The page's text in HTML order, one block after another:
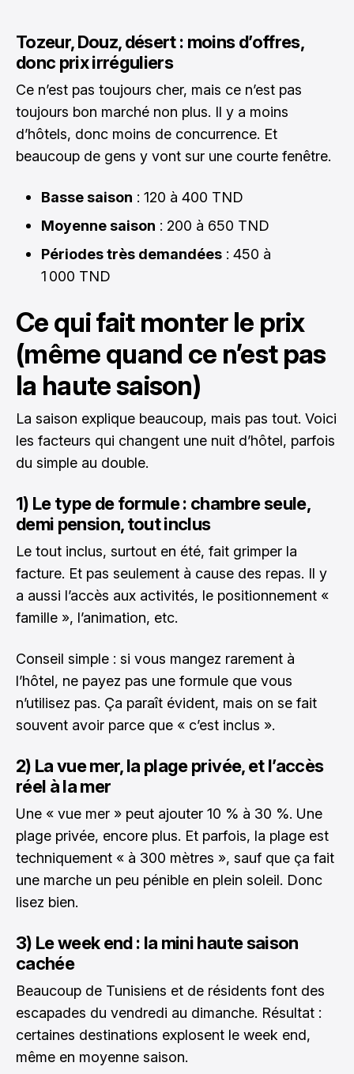
Tozeur, Douz, désert : moins d’offres,
donc prix irréguliers
Ce n’est pas toujours cher, mais ce n’est pas
toujours bon marché non plus. Il y a moins
d’hôtels, donc moins de concurrence. Et
beaucoup de gens y vont sur une courte fenêtre.
Basse saison : 120 à 400 TND
Moyenne saison : 200 à 650 TND
Périodes très demandées : 450 à
1 000 TND
Ce qui fait monter le prix
(même quand ce n’est pas
la haute saison)
La saison explique beaucoup, mais pas tout. Voici
les facteurs qui changent une nuit d’hôtel, parfois
du simple au double.
1) Le type de formule : chambre seule,
demi pension, tout inclus
Le tout inclus, surtout en été, fait grimper la
facture. Et pas seulement à cause des repas. Il y
a aussi l’accès aux activités, le positionnement «
famille », l’animation, etc.
Conseil simple : si vous mangez rarement à
l’hôtel, ne payez pas une formule que vous
n’utilisez pas. Ça paraît évident, mais on se fait
souvent avoir parce que « c’est inclus ».
2) La vue mer, la plage privée, et l’accès
réel à la mer
Une « vue mer » peut ajouter 10 % à 30 %. Une
plage privée, encore plus. Et parfois, la plage est
techniquement « à 300 mètres », sauf que ça fait
une marche un peu pénible en plein soleil. Donc
lisez bien.
3) Le week end : la mini haute saison
cachée
Beaucoup de Tunisiens et de résidents font des
escapades du vendredi au dimanche. Résultat :
certaines destinations explosent le week end,
même en moyenne saison.